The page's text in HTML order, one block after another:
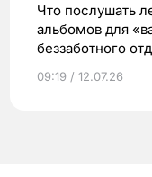
Что послушать
альбомов для
беззаботного
09:19 / 12.07.26